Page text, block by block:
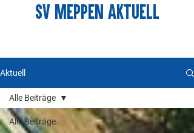
SV Meppen Aktuell
Aktuell
Alle Beiträge
Alle Beiträge